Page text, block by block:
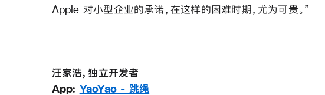
Apple 对小型企业的承诺，在这样的困难时期，尤为可贵。”
汪家浩，独立开发者
App: YaoYao - 跳绳